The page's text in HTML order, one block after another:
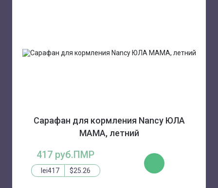
Сарафан для кормления Nancy ЮЛА
МАМА, летний
417 руб.ПМР
lei417 $25.26
КУПИТЬ